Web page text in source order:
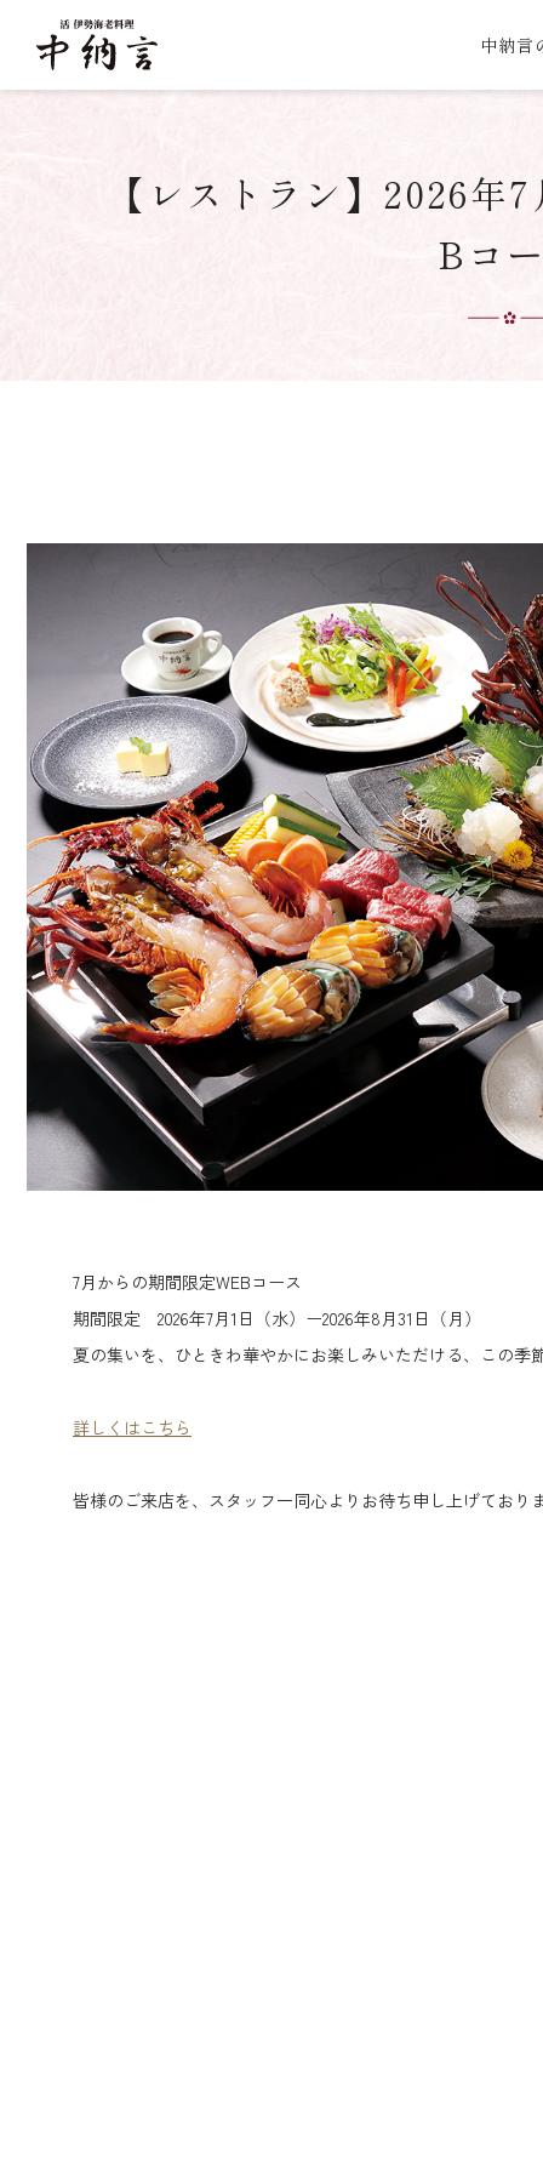
中納言
【レストラン】2026年
Bコ
7月からの期間限定WEBコース
期間限定 2026年7月1日（水）ー2026年8月31日（月）
夏の集いを、ひときわ華やかにお楽しみいただける、この季
詳しくはこちら
皆様のご来店を、スタッフ一同心よりお待ち申し上げており